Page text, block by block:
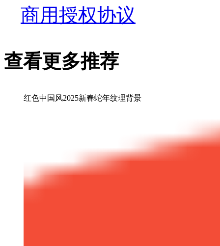
商用授权协议
查看更多推荐
红色中国风2025新春蛇年纹理背景